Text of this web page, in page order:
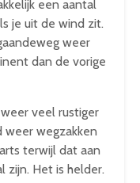
een aantal
je uit de wind zit.
weer
dan de vorige
veel rustiger
wegzakken
terwijl dat aan
zijn. Het is helder.